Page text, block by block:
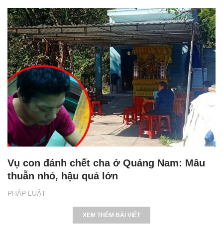
PHÁP LUẬT
Vụ con đánh chết cha ở Quảng Nam: Mâu
thuẫn nhỏ, hậu quả lớn
XEM THÊM BÀI VIẾT